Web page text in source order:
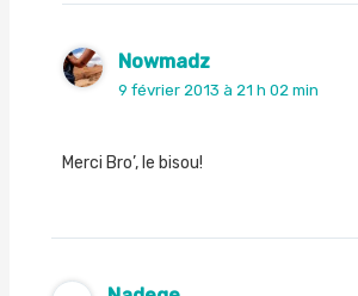
Nowmadz
9 février 2013 à 21 h 02 min
Merci Bro’, le bisou!